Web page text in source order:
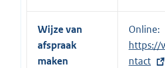
Wijze van
afspraak
maken
Online:
x
t
https://
ntact